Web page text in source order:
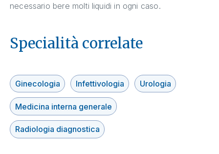
necessario bere molti liquidi in ogni caso.
Specialità correlate
Ginecologia Infettivologia Urologia
Medicina interna generale
Radiologia diagnostica